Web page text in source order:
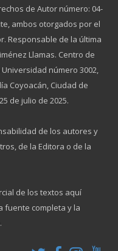
de Autor número: 04-
ambos otorgados por el
Responsable de la última
Llamas. Centro de
número 3002,
Coyoacán, Ciudad de
de julio de 2025.
de los autores y
de la Editora o de la
de los textos aquí
fuente completa y la